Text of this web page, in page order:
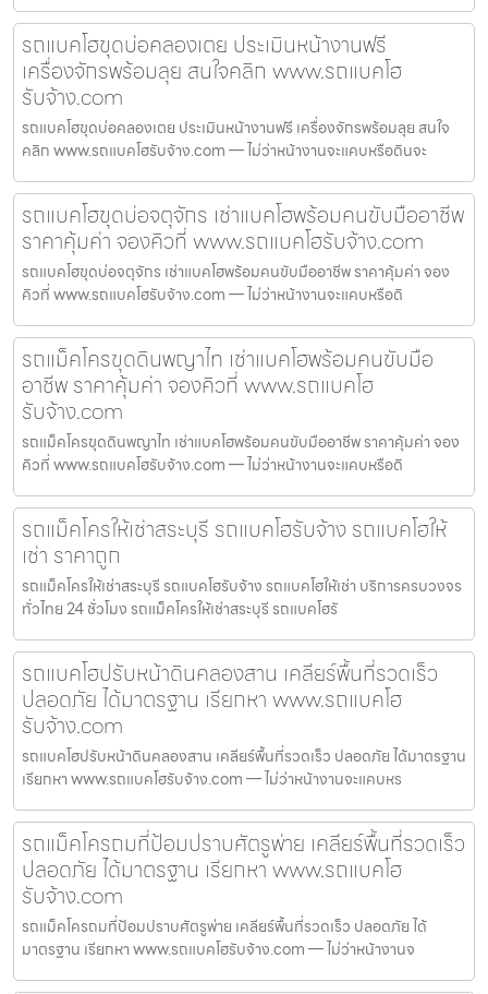
รถแบคโฮขุดบ่อคลองเตย ประเมินหน้างานฟรี
เครื่องจักรพร้อมลุย สนใจคลิก www.รถแบคโฮ
รับจ้าง.com
รถแบคโฮขุดบ่อคลองเตย ประเมินหน้างานฟรี เครื่องจักรพร้อมลุย สนใจ
คลิก www.รถแบคโฮรับจ้าง.com — ไม่ว่าหน้างานจะแคบหรือดินจะ
รถแบคโฮขุดบ่อจตุจักร เช่าแบคโฮพร้อมคนขับมืออาชีพ
ราคาคุ้มค่า จองคิวที่ www.รถแบคโฮรับจ้าง.com
รถแบคโฮขุดบ่อจตุจักร เช่าแบคโฮพร้อมคนขับมืออาชีพ ราคาคุ้มค่า จอง
คิวที่ www.รถแบคโฮรับจ้าง.com — ไม่ว่าหน้างานจะแคบหรือดิ
รถแม็คโครขุดดินพญาไท เช่าแบคโฮพร้อมคนขับมือ
อาชีพ ราคาคุ้มค่า จองคิวที่ www.รถแบคโฮ
รับจ้าง.com
รถแม็คโครขุดดินพญาไท เช่าแบคโฮพร้อมคนขับมืออาชีพ ราคาคุ้มค่า จอง
คิวที่ www.รถแบคโฮรับจ้าง.com — ไม่ว่าหน้างานจะแคบหรือดิ
รถแม็คโครให้เช่าสระบุรี รถแบคโฮรับจ้าง รถแบคโฮให้
เช่า ราคาถูก
รถแม็คโครให้เช่าสระบุรี รถแบคโฮรับจ้าง รถแบคโฮให้เช่า บริการครบวงจร
ทั่วไทย 24 ชั่วโมง รถแม็คโครให้เช่าสระบุรี รถแบคโฮรั
รถแบคโฮปรับหน้าดินคลองสาน เคลียร์พื้นที่รวดเร็ว
ปลอดภัย ได้มาตรฐาน เรียกหา www.รถแบคโฮ
รับจ้าง.com
รถแบคโฮปรับหน้าดินคลองสาน เคลียร์พื้นที่รวดเร็ว ปลอดภัย ได้มาตรฐาน
เรียกหา www.รถแบคโฮรับจ้าง.com — ไม่ว่าหน้างานจะแคบหร
รถแม็คโครถมที่ป้อมปราบศัตรูพ่าย เคลียร์พื้นที่รวดเร็ว
ปลอดภัย ได้มาตรฐาน เรียกหา www.รถแบคโฮ
รับจ้าง.com
รถแม็คโครถมที่ป้อมปราบศัตรูพ่าย เคลียร์พื้นที่รวดเร็ว ปลอดภัย ได้
มาตรฐาน เรียกหา www.รถแบคโฮรับจ้าง.com — ไม่ว่าหน้างานจ